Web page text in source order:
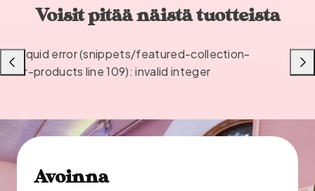
Voisit pitää näistä tuotteista
Liquid error (snippets/featured-collection-
or-products line 109): invalid integer
Liu'uta
vasemmalle
Avoinna